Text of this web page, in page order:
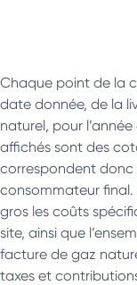
Chaque point de la
date donnée, de la
naturel, pour
affichés sont des
correspondent donc
consommateur
gros les coûts
site, ainsi que
facture de gaz
taxes et